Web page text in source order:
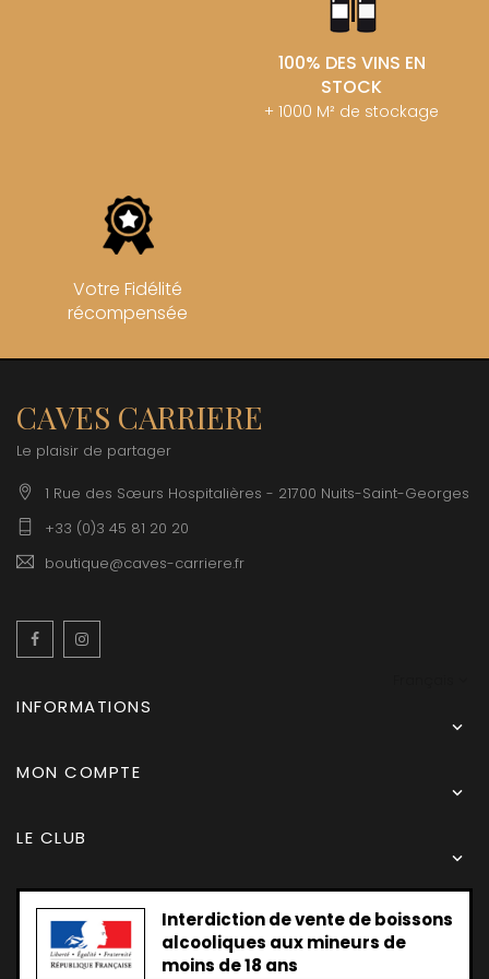
100% DES VINS EN
STOCK
+ 1000 M² de stockage
Votre Fidélité
récompensée
CAVES CARRIERE
Le plaisir de partager
1 Rue des Sœurs Hospitalières - 21700 Nuits-Saint-Georges
+33 (0)3 45 81 20 20
boutique@caves-carriere.fr
Facebook
INFORMATIONS

MON COMPTE

LE CLUB

Interdiction de vente de boissons
alcooliques aux mineurs de
moins de 18 ans